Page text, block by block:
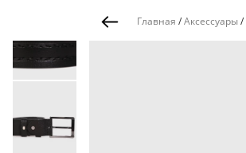
Главная /Аксессуары/